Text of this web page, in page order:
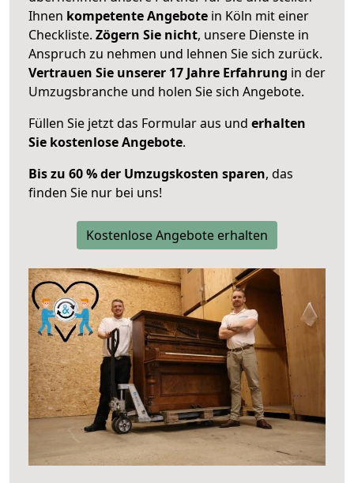
Ihnen kompetente Angebote in Köln mit einer
Checkliste. Zögern Sie nicht, unsere Dienste in
Anspruch zu nehmen und lehnen Sie sich zurück.
Vertrauen Sie unserer 17 Jahre Erfahrung in der
Umzugsbranche und holen Sie sich Angebote.
Füllen Sie jetzt das Formular aus und erhalten
Sie kostenlose Angebote.
Bis zu 60 % der Umzugskosten sparen, das
finden Sie nur bei uns!
Kostenlose Angebote erhalten